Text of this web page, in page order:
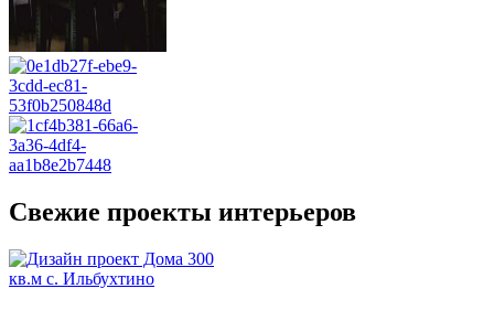
Свежие проекты интерьеров